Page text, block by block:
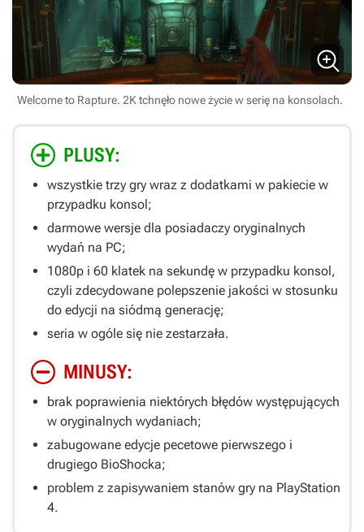
Welcome to Rapture. 2K tchnęło nowe życie w serię na konsolach.
PLUSY:
wszystkie trzy gry wraz z dodatkami w pakiecie w
przypadku konsol;
darmowe wersje dla posiadaczy oryginalnych
wydań na PC;
1080p i 60 klatek na sekundę w przypadku konsol,
czyli zdecydowane polepszenie jakości w stosunku
do edycji na siódmą generację;
seria w ogóle się nie zestarzała.
MINUSY:
brak poprawienia niektórych błędów występujących
w oryginalnych wydaniach;
zabugowane edycje pecetowe pierwszego i
drugiego BioShocka;
problem z zapisywaniem stanów gry na PlayStation
4.